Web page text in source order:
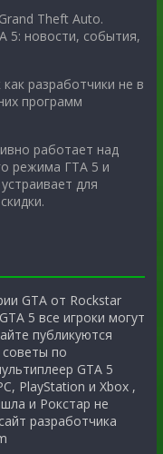
Theft Auto.
5: новости, события,
разработчики не в
программ
работает над
режима ГТА 5 и
для
GTA от Rockstar
5 все игроки могут
публикуются
по
GTA 5
PlayStation и Xbox ,
и Рокстар не
разработчика